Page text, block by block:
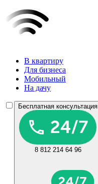
В квартиру
Для бизнеса
Мобильный
На дачу
Бесплатная консультация
8 812 214 64 96